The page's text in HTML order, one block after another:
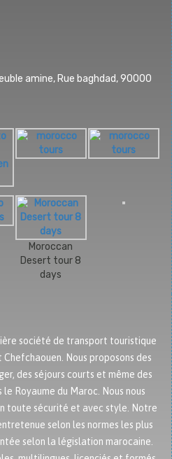
amine, Rue baghdad, 90000
Moroccan
Desert tour 8
days
société de transport touristique
Nous proposons des
des séjours courts et même des
Royaume du Maroc. Nous nous
toute sécurité et avec style. Notre
selon les normes les plus
selon la législation marocaine.